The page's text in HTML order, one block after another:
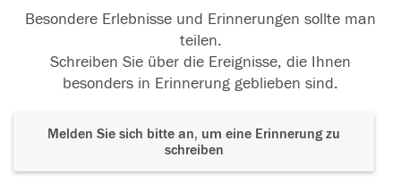
Besondere Erlebnisse und Erinnerungen sollte man
teilen.
Schreiben Sie über die Ereignisse, die Ihnen
besonders in Erinnerung geblieben sind.
Melden Sie sich bitte an, um eine Erinnerung zu
schreiben